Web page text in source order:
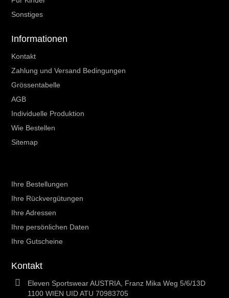
Sonstiges
Informationen
Kontakt
Zahlung und Versand Bedingungen
Grössentabelle
AGB
Individuelle Produktion
Wie Bestellen
Sitemap
Ihre Bestellungen
Ihre Rückvergütungen
Ihre Adressen
Ihre persönlichen Daten
Ihre Gutscheine
Kontakt
Eleven Sportswear AUSTRIA, Franz Mika Weg 5/6/13D
1100 WIEN UID ATU 70983705